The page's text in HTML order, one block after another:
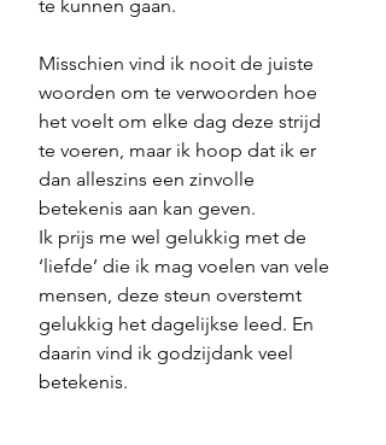
te kunnen gaan.
Misschien vind ik nooit de juiste
woorden om te verwoorden hoe
het voelt om elke dag deze strijd
te voeren, maar ik hoop dat ik er
dan alleszins een zinvolle
betekenis aan kan geven.
Ik prijs me wel gelukkig met de
‘liefde’ die ik mag voelen van vele
mensen, deze steun overstemt
gelukkig het dagelijkse leed. En
daarin vind ik godzijdank veel
betekenis.